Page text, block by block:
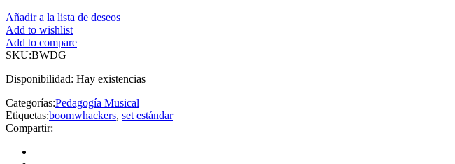
Añadir a la lista de deseos
Add to wishlist
Add to compare
SKU:BWDG
Disponibilidad: Hay existencias
Categorías:Pedagogía Musical
Etiquetas:boomwhackers, set estándar
Compartir: